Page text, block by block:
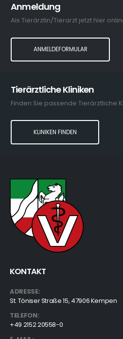
Anmeldung
ANMELDEFORMULAR
Tierärztliche Kliniken
Finden Sie passende Tierärztliche
KLINIKEN FINDEN
KONTAKT
ADRESSE:
St. Töniser Straße 15, 47906 Kempen
TELEFON:
+49 2152 20558-0